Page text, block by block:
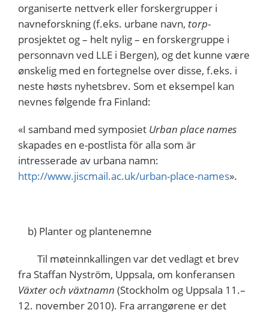
organiserte nettverk eller forskergrupper i
navneforskning (f.eks. urbane navn, torp-
prosjektet og – helt nylig – en forskergruppe i
personnavn ved LLE i Bergen), og det kunne være
ønskelig med en fortegnelse over disse, f.eks. i
neste høsts nyhetsbrev. Som et eksempel kan
nevnes følgende fra Finland:
«I samband med symposiet Urban place names
skapades en e-postlista för alla som är
intresserade av urbana namn:
http://www.jiscmail.ac.uk/urban-place-names».
b) Planter og plantenemne
Til møteinnkallingen var det vedlagt et brev
fra Staffan Nyström, Uppsala, om konferansen
Växter och växtnamn (Stockholm og Uppsala 11.–
12. november 2010). Fra arrangørene er det